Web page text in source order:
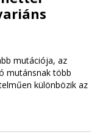
mutációja, az
mutánsnak több
különbözik az